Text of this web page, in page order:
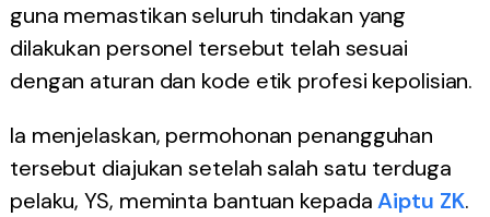
guna memastikan seluruh tindakan yang
dilakukan personel tersebut telah sesuai
dengan aturan dan kode etik profesi kepolisian.
Ia menjelaskan, permohonan penangguhan
tersebut diajukan setelah salah satu terduga
pelaku, YS, meminta bantuan kepadaAiptu ZK.